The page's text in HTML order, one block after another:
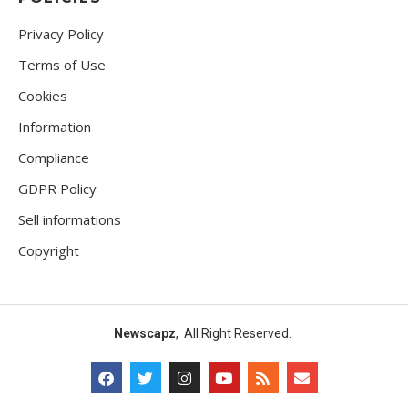
Privacy Policy
Terms of Use
Cookies
Information
Compliance
GDPR Policy
Sell informations
Copyright
Newscapz, All Right Reserved.